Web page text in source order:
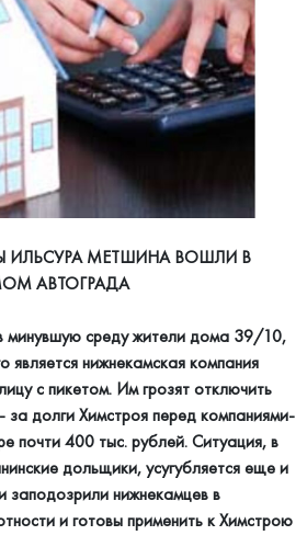
ИЛЬСУРА МЕТШИНА ВОШЛИ В
АВТОГРАДА
минувшую среду жители дома 39/10,
является нижнекамская компания
с пикетом. Им грозят отключить
за долги Химстроя перед компаниями-
почти 400 тыс. рублей. Ситуация, в
дольщики, усугубляется еще и
заподозрили нижнекамцев в
и готовы применить к Химстрою